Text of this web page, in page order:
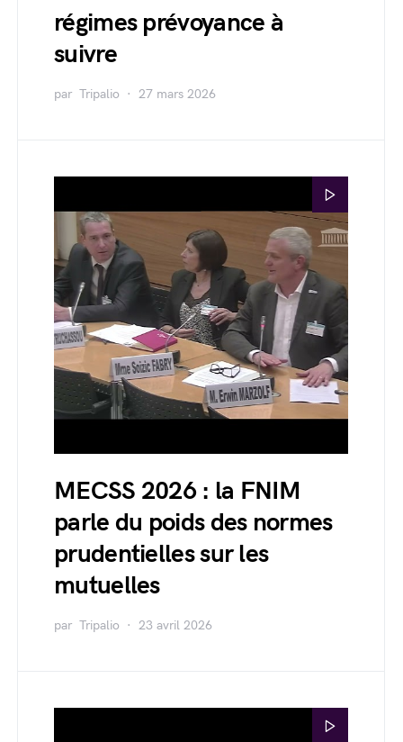
régimes prévoyance à
suivre
par Tripalio 27 mars 2026
MECSS 2026 : la FNIM
parle du poids des normes
prudentielles sur les
mutuelles
par Tripalio 23 avril 2026